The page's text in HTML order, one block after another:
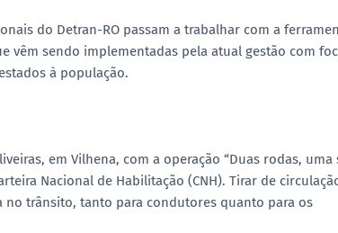
do Detran-RO passam a trabalhar com a
vêm sendo implementadas pela atual gestão com
à população.
em Vilhena, com a operação “Duas rodas, uma
Nacional de Habilitação (CNH). Tirar de
no trânsito, tanto para condutores quanto para os